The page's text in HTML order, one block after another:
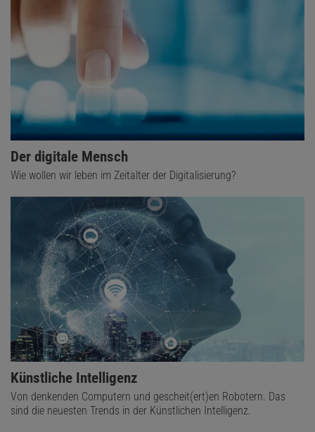
Der digitale Mensch
Wie wollen wir leben im Zeitalter der Digitalisierung?
Künstliche Intelligenz
Von denkenden Computern und gescheit(ert)en Robotern. Das
sind die neuesten Trends in der Künstlichen Intelligenz.